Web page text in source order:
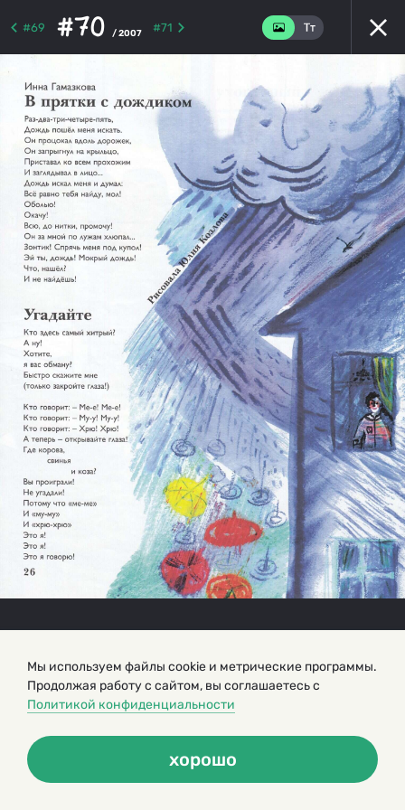
#69 #70 / 2007 #71
Мы используем файлы cookie и метрические программы.
Продолжая работу с сайтом, вы соглашаетесь с
Политикой конфиденциальности
хорошо